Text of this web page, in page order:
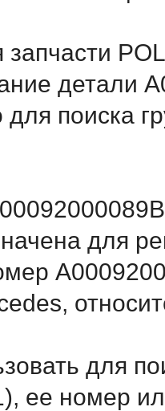
детали
поиска
для
для
ее номер